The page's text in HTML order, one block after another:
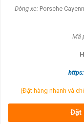
Dòng xe: Porsche
Mã
(Đặt hàng nhanh và
Đặt